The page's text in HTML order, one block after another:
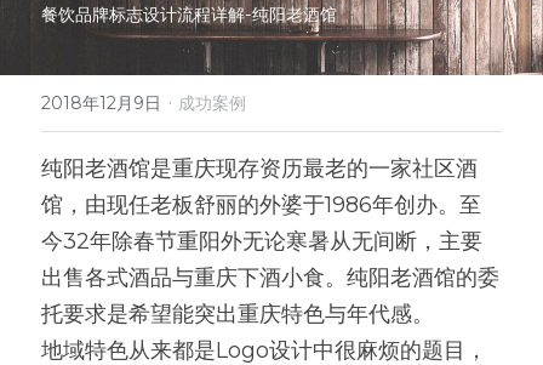
搜索
餐饮品牌标志设计流程详解-纯阳老酒馆
2018年12月9日 · 成功案例
纯阳老酒馆是重庆现存资历最老的一家社区酒
馆，由现任老板舒丽的外婆于1986年创办。至
今32年除春节重阳外无论寒暑从无间断，主要
出售各式酒品与重庆下酒小食。纯阳老酒馆的委
托要求是希望能突出重庆特色与年代感。
地域特色从来都是Logo设计中很麻烦的题目，